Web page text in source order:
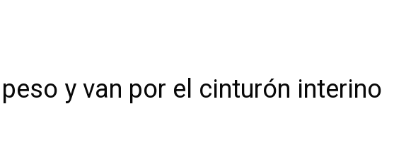
y van por el cinturón interino